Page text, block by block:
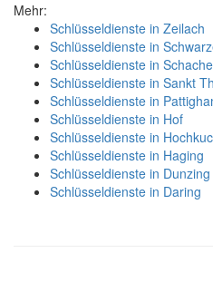
Mehr:
Schlüsseldienste in Zeilach
Schlüsseldienste in
Schlüsseldienste in
Schlüsseldienste in Sankt
Schlüsseldienste in
Schlüsseldienste in Hof
Schlüsseldienste in
Schlüsseldienste in Haging
Schlüsseldienste in Dunzing
Schlüsseldienste in Daring